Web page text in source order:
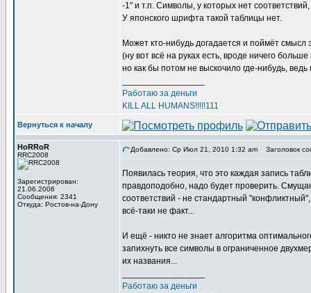
-1" и т.п. Символы, у которых нет
У японского шрифта такой таблицы нет.
Может кто-нибудь догадается и поймёт
(ну вот всё на руках есть, вроде ничего
но как бы потом не выскочило где-нибудь,
Работаю за деньги
KILL ALL HUMANS!!!!!111
Вернуться к началу
HoRRoR
RRC2008
Зарегистрирован:
21.06.2006
Сообщения: 2341
Откуда: Ростов-на-Дону
Добавлено: Ср Июл 21, 2010 1:32 am Заголовок
Появилась теория, что это каждая запись
правдоподобно, надо будет проверить.
соответствий - не стандартный
всё-таки не факт...
И ещё - никто не знает алгоритма
запихнуть все символы в ограниченное
их названия...
Работаю за деньги